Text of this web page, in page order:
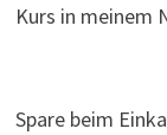
Kurs in meinem
Spare beim